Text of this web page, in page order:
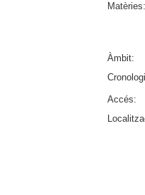
Matèries:
Àmbit:
Accés: